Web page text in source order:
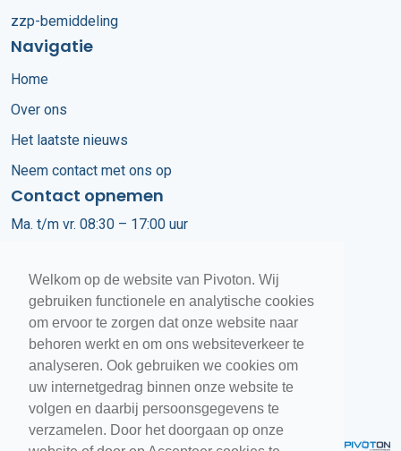
Welkom op de website van Pivoton. Wij
gebruiken functionele en analytische cookies
om ervoor te zorgen dat onze website naar
behoren werkt en om ons websiteverkeer te
analyseren. Ook gebruiken we cookies om
uw internetgedrag binnen onze website te
volgen en daarbij persoonsgegevens te
verzamelen. Door het doorgaan op onze
zzp-bemiddeling
Navigatie
Home
Over ons
Het laatste nieuws
Neem contact met ons op
Contact opnemen
Ma. t/m vr. 08:30 – 17:00 uur
info@pivoton.nl
Customer Services
+31 (0)318 670 400